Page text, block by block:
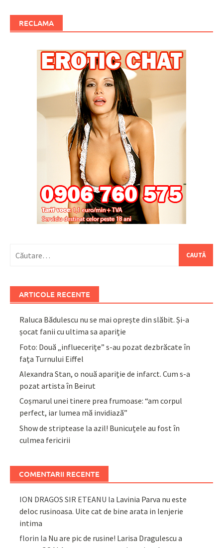
RECLAMA
după:
ARTICOLE RECENTE
Raluca Bădulescu nu se mai oprește din slăbit. Și-a
șocat fanii cu ultima sa apariție
Foto: Două „influecerițe” s-au pozat dezbrăcate în
fața Turnului Eiffel
Alexandra Stan, o nouă apariție de infarct. Cum s-a
pozat artista în Beirut
Coșmarul unei tinere prea frumoase: “am corpul
perfect, iar lumea mă invidiază”
Show de striptease la azil! Bunicuțele au fost în
culmea fericirii
COMENTARII RECENTE
ION DRAGOS SIR ETEANU la Lavinia Parva nu este
deloc rusinoasa. Uite cat de bine arata in lenjerie
intima
florin la Nu are pic de rusine! Larisa Dragulescu a